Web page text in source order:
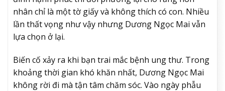
nhân chỉ là một tờ giấy và không thích có con. Nhiều
lần thất vọng như vậy nhưng Dương Ngọc Mai vẫn
lựa chọn ở lại.
Biến cố xảy ra khi bạn trai mắc bệnh ung thư. Trong
khoảng thời gian khó khăn nhất, Dương Ngọc Mai
không rời đi mà tận tâm chăm sóc. Vào ngày phẫu